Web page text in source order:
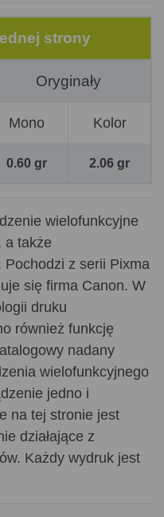
strony
Oryginały
Mono Kolor
0.60 gr 2.06 gr
wielofunkcyjne
a także
Pochodzi z serii Pixma
się firma Canon. W
druku
również funkcję
nadany
wielofunkcyjnego
jedno i
na tej stronie jest
działające z
Każdy wydruk jest